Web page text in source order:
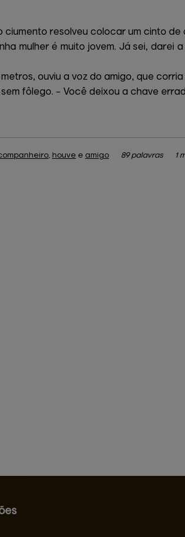
ciumento resolveu colocar um cinto
mulher é muito jovem. Já sei,
ouviu a voz do amigo, que
fôlego. – Você deixou a chave
, houve e amigo 89 palavras 1